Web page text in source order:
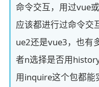
命令交互，用过vue
应该都进行过命令交
ue2还是vue3，也有
者n选择是否用
用inquire这个包都能